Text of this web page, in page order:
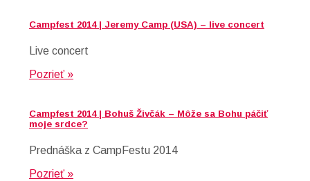
Campfest 2014 | Jeremy Camp (USA) – live concert
Live concert
Pozrieť »
Campfest 2014 | Bohuš Živčák – Môže sa Bohu páčiť
moje srdce?
Prednáška z CampFestu 2014
Pozrieť »